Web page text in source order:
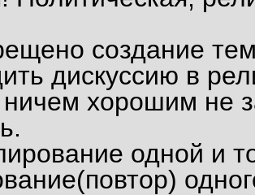
создание
дискуссию в
ничем хорошим не
одной и